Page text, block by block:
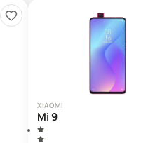
XIAOMI
Mi 9